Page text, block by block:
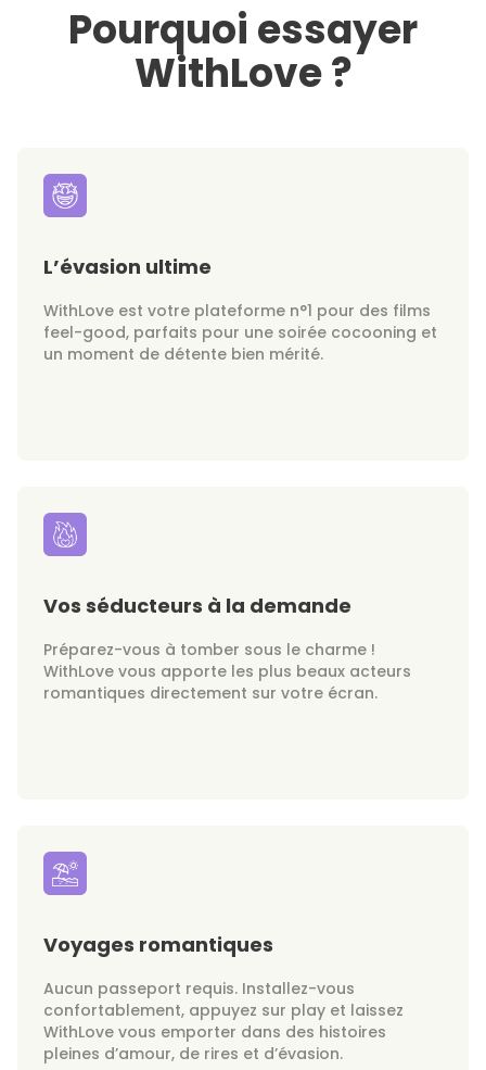
Pourquoi essayer
WithLove ?
L’évasion ultime
WithLove est votre plateforme n°1 pour des films
feel-good, parfaits pour une soirée cocooning et
un moment de détente bien mérité.
Vos séducteurs à la demande
Préparez-vous à tomber sous le charme !
WithLove vous apporte les plus beaux acteurs
romantiques directement sur votre écran.
Voyages romantiques
Aucun passeport requis. Installez-vous
confortablement, appuyez sur play et laissez
WithLove vous emporter dans des histoires
pleines d’amour, de rires et d’évasion.